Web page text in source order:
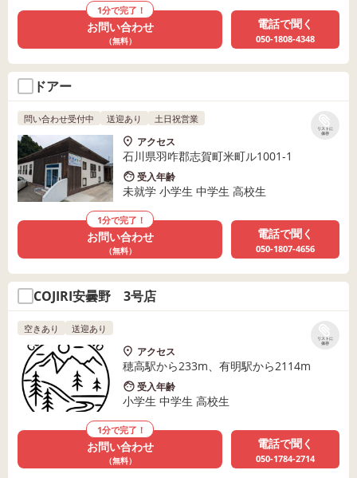
1分で完了！
お問い合わせ
（無料）
電話で聞く
050-1808-4348
ドアー
リストに
保存
問い合わせ受付中 送迎あり 土日祝営業
アクセス
石川県羽咋郡志賀町米町ル1001-1
受入年齢
未就学 小学生 中学生 高校生
1分で完了！
お問い合わせ
（無料）
電話で聞く
050-1807-4656
COJIRI安曇野 3号店
リストに
保存
空きあり 送迎あり
アクセス
穂高駅から233m、有明駅から2114m
受入年齢
小学生 中学生 高校生
1分で完了！
お問い合わせ
（無料）
電話で聞く
050-1784-2714